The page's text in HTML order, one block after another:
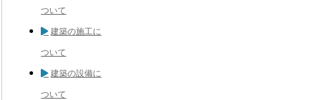
ついて
建築の施工に
ついて
建築の設備に
ついて